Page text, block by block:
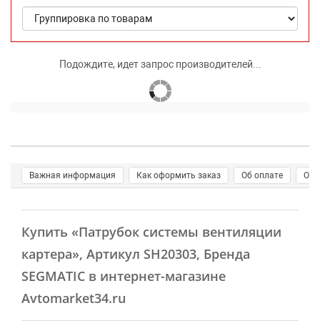
Подождите, идет запрос производителей...
Важная информация Как оформить заказ Об оплате О
Купить «Патрубок системы вентиляции
картера», Артикул SH20303, Бренда
SEGMATIC в интернет-магазине
Avtomarket34.ru